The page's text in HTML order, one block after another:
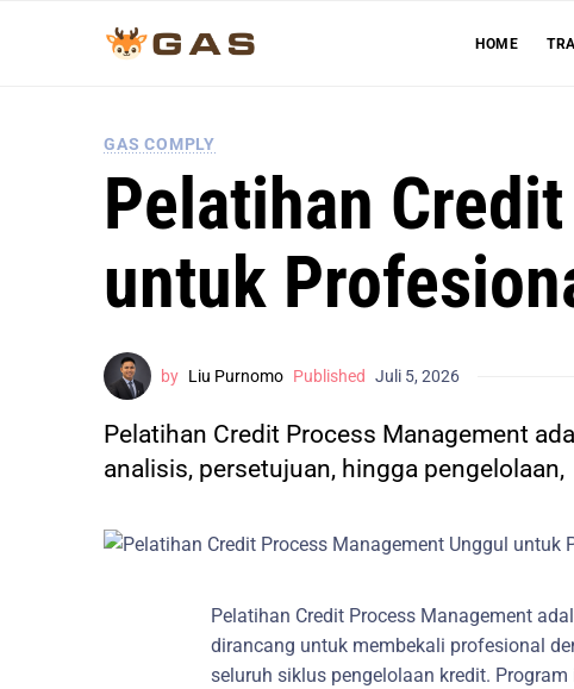
HOME
GAS COMPLY
Pelatihan
untuk
by Liu Purnomo Published Juli 5, 2026
Pelatihan Credit Process Management
analisis, persetujuan, hingga pengelolaan,
Pelatihan Credit Process Management
dirancang untuk membekali profesional
seluruh siklus pengelolaan kredit.